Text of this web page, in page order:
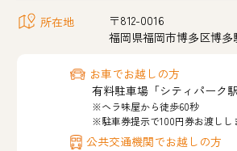
所在地
〒812-0016
福岡県福岡市博多区博多
お車でお越しの方
有料駐車場「シティパーク
※ヘラ味屋から徒歩60秒
※駐車券提示で100円券お渡しし
公共交通機関でお越しの方